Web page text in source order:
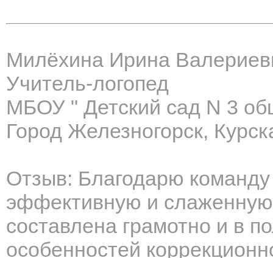
Милёхина Ирина
Учитель-логопед
МБОУ " Детский сад N 3
Город Железногорск,
Отзыв: Благодарю
эффективную и
составлена грамотно и в
особенностей